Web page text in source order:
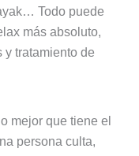
Todo puede
más absoluto,
tratamiento de
mejor que tiene el
persona culta,